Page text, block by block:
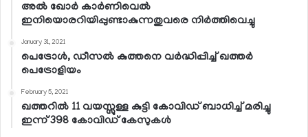
അല്‍ ഖോര്‍ കാര്‍ണിവെല്‍
ഇനിയൊരറിയിപ്പുണ്ടാകുന്നതുവരെ നിര്‍ത്തിവെച്ചു
January 31, 2021
പെട്രോള്‍, ഡീസല്‍ കുത്തനെ വര്‍ദ്ധിപ്പിച്ച് ഖത്തര്‍
പെട്രോളിയം
February 5, 2021
ഖത്തറില്‍ 11 വയസ്സുള്ള കുട്ടി കോവിഡ് ബാധിച്ച് മരിച്ചു
ഇന്ന് 398 കോവിഡ് കേസുകള്‍